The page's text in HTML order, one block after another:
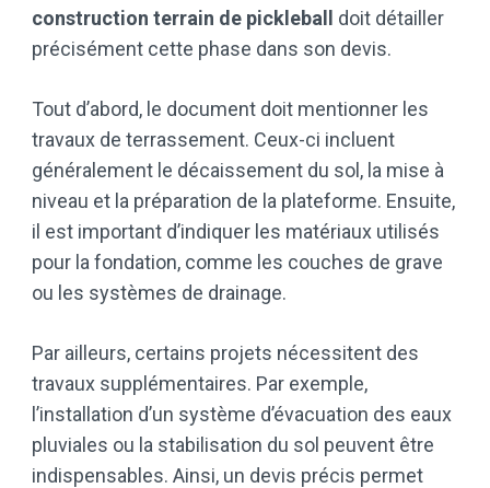
construction terrain de pickleball doit détailler
précisément cette phase dans son devis.
Tout d’abord, le document doit mentionner les
travaux de terrassement. Ceux-ci incluent
généralement le décaissement du sol, la mise à
niveau et la préparation de la plateforme. Ensuite,
il est important d’indiquer les matériaux utilisés
pour la fondation, comme les couches de grave
ou les systèmes de drainage.
Par ailleurs, certains projets nécessitent des
travaux supplémentaires. Par exemple,
l’installation d’un système d’évacuation des eaux
pluviales ou la stabilisation du sol peuvent être
indispensables. Ainsi, un devis précis permet